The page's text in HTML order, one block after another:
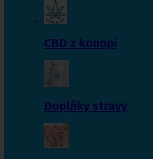
CBD z konopí
Doplňky stravy